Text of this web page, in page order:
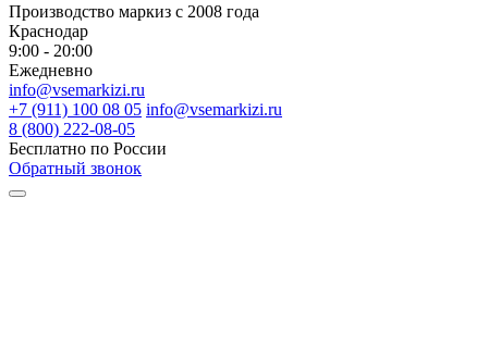
Производство маркиз с 2008 года
Краснодар
9:00 - 20:00
Ежедневно
info@vsemarkizi.ru
+7 (911) 100 08 05 info@vsemarkizi.ru
8 (800) 222-08-05
Бесплатно по России
Обратный звонок